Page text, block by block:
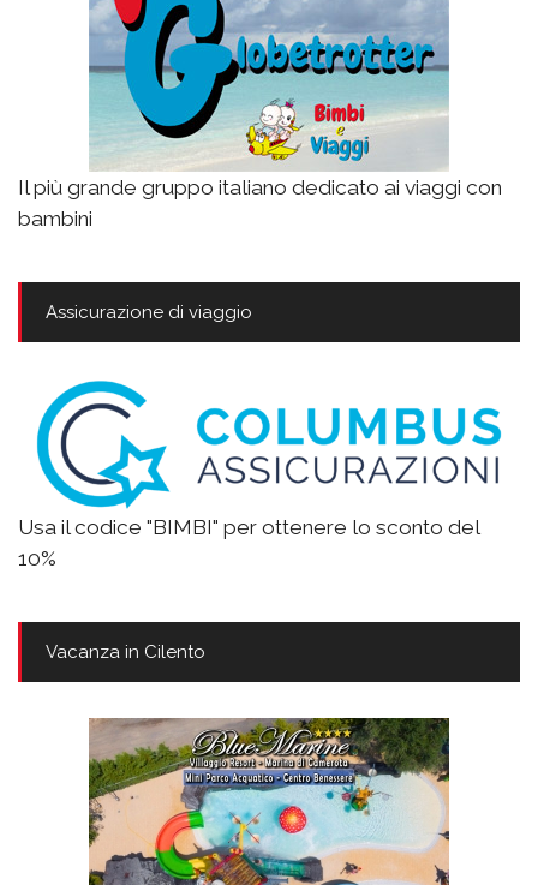
Il più grande gruppo italiano dedicato ai viaggi con
bambini
Assicurazione di viaggio
Usa il codice "BIMBI" per ottenere lo sconto del
10%
Vacanza in Cilento